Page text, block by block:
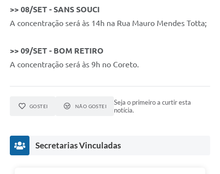
>> 08/SET - SANS SOUCI
A concentração será às 14h na Rua Mauro Mendes Totta;
>> 09/SET - BOM RETIRO
A concentração será às 9h no Coreto.
GOSTEI NÃO GOSTEI
Seja o primeiro a curtir esta
notícia.
Secretarias Vinculadas